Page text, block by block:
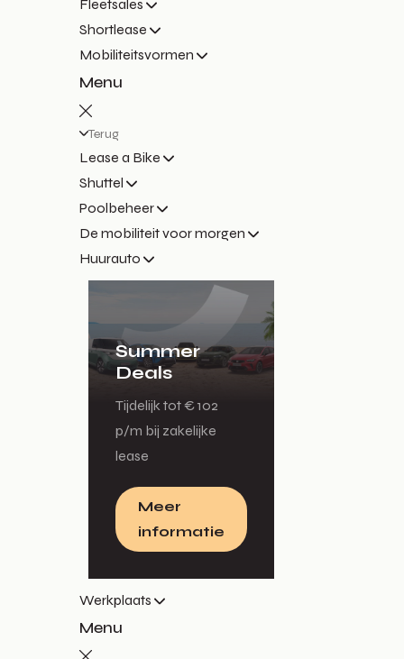
Fleetsales
Shortlease
Mobiliteitsvormen
Menu
Terug
Lease a Bike
Shuttel
Poolbeheer
De mobiliteit voor morgen
Huurauto
Summer
Deals
Tijdelijk tot € 102
p/m bij zakelijke
lease
Meer
informatie
Werkplaats
Menu